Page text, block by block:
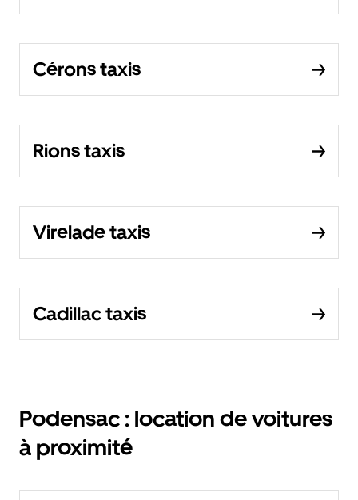
Cérons taxis
Rions taxis
Virelade taxis
Cadillac taxis
Podensac : location de voitures
à proximité